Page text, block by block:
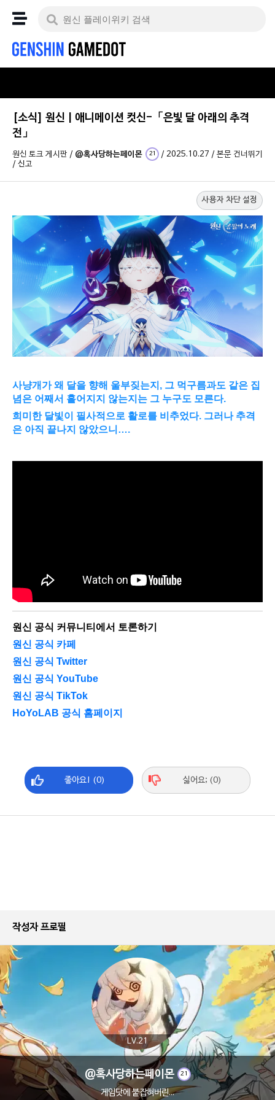
[소식] 원신 | 애니메이션 컷신-「은빛 달 아래의 추격
전」
원신 토크 게시판 / @혹사당하는페이몬 21 / 2025.10.27 / 본문 건너뛰기
/ 신고
사용자 차단 설정
사냥개가 왜 달을 향해 울부짖는지, 그 먹구름과도 같은 집
념은 어째서 흩어지지 않는지는 그 누구도 모른다.
희미한 달빛이 필사적으로 활로를 비추었다. 그러나 추격
은 아직 끝나지 않았으니….
원신 공식 커뮤니티에서 토론하기
원신 공식 카페
원신 공식 Twitter
원신 공식 YouTube
원신 공식 TikTok
HoYoLAB 공식 홈페이지
좋아요! (0) 싫어요; (0)
작성자 프로필
LV.21
@혹사당하는페이몬 21
게임닷에 붙잡혀버린...